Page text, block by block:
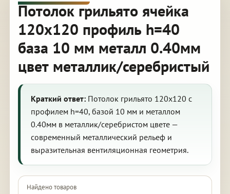
Потолок грильято ячейка
120х120 профиль h=40
база 10 мм металл 0.40мм
цвет металлик/серебристый
Краткий ответ:Потолок грильято 120х120 с
профилем h=40, базой 10 мм и металлом
0.40мм в металлик/серебристом цвете —
современный металлический рельеф и
выразительная вентиляционная геометрия.
Найдено товаров